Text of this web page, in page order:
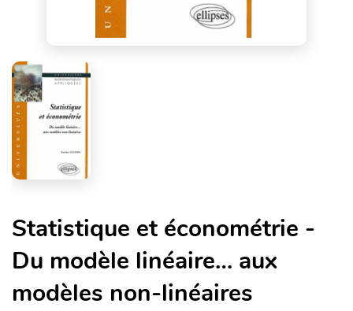
Statistique et économétrie -
Du modèle linéaire… aux
modèles non-linéaires